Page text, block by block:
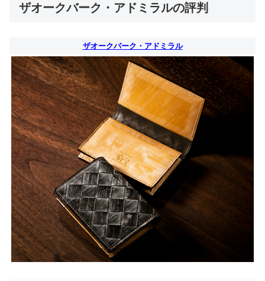
ザオークバーク・アドミラルの評判
ザオークバーク・アドミラル